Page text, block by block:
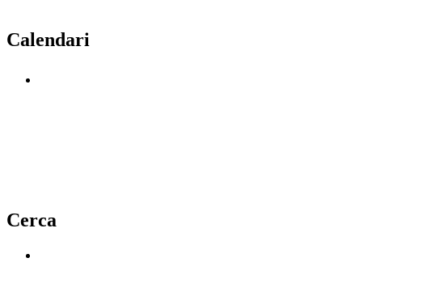
Calendari
Cerca